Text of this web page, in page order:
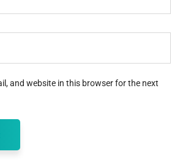
and website in this browser for the next